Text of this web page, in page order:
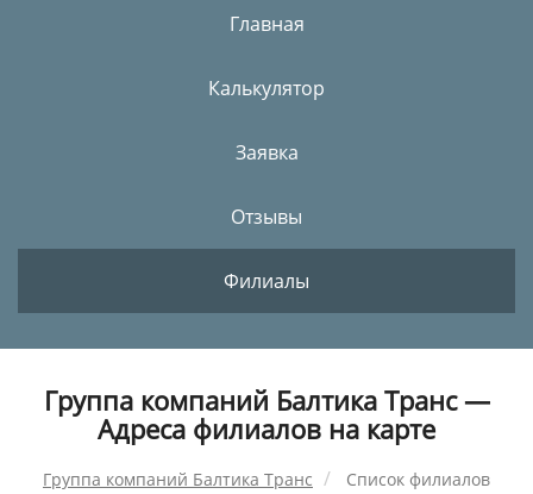
Главная
Калькулятор
Заявка
Отзывы
Филиалы
Группа компаний Балтика Транс —
Адреса филиалов на карте
Группа компаний Балтика Транс Список филиалов